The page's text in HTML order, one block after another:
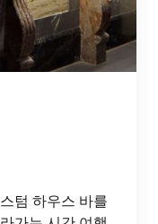
텀 하우스 바를